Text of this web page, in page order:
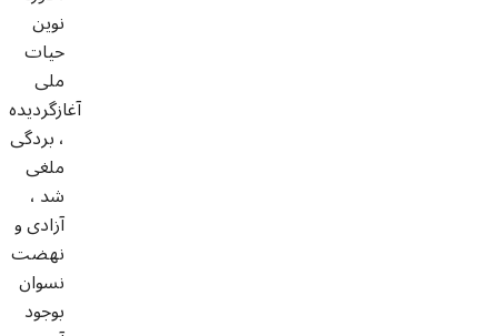
نوین
حیات
ملی
آغازگردیده
، بردگی
ملغی
شد ،
آزادی و
نهضت
نسوان
بوجود